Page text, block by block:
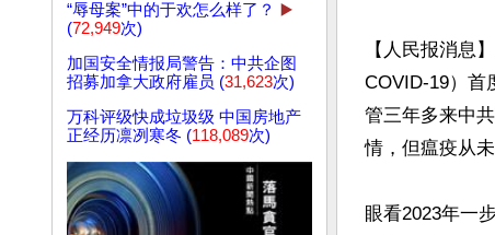
“辱母案”中的于欢怎么样了？
▶️
(72,949次)
加国安全情报局警告：中共企图
招募加拿大政府雇员 (31,623次)
万科评级快成垃圾级 中国房地产
正经历凛冽寒冬 (118,089次)
【人民报消息
COVID-19）首
管三年多来中
情，但瘟疫从
眼看2023年一